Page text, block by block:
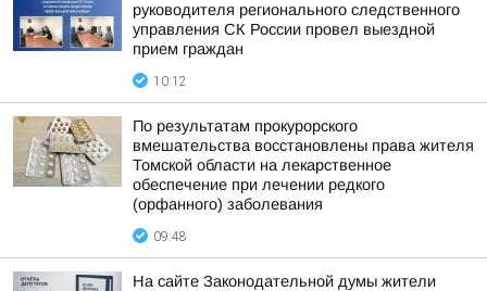
руководителя регионального следственного
управления СК России провел выездной
прием граждан
10:12
По результатам прокурорского
вмешательства восстановлены права жителя
Томской области на лекарственное
обеспечение при лечении редкого
(орфанного) заболевания
09:48
На сайте Законодательной думы жители